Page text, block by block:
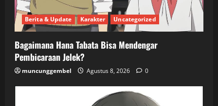
Berita & Update Karakter Uncategorized
Bagaimana Hana Tabata Bisa Mendengar
Pembicaraan Jelek?
muncunggembel Agustus 8, 2026 0